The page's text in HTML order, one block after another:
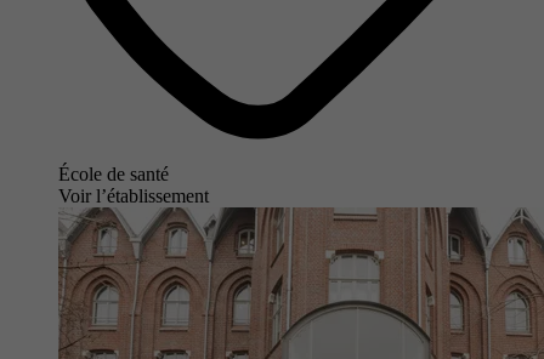
École de santé
Voir l’établissement